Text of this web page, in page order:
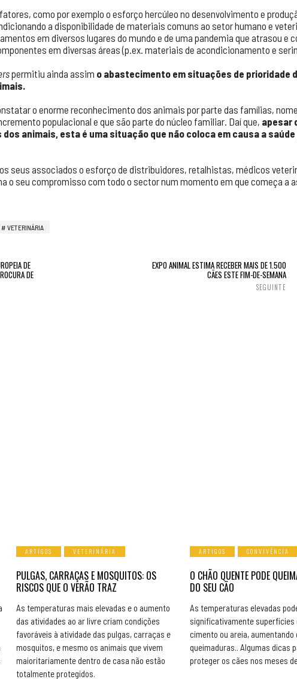
como por exemplo o esforço hercúleo no desenvolvimento e
a disponibilidade de materiais comuns ao setor humano e
em diversos lugares do mundo e de uma pandemia que atrasou e
em diversas áreas (p.ex. materiais de acondicionamento e
permitiu ainda assim o abastecimento em situações de prioridade
o enorme reconhecimento dos animais por parte das famílias,
populacional e que são parte do núcleo familiar. Daí que, apesar
animais, esta é uma situação que não coloca em causa a
seus associados o esforço de distribuidores, retalhistas, médicos
o seu compromisso com todo o sector num momento em que começa a
VETERINÁRIA
DE
DE
EXPO ANIMAL ESTIMA RECEBER MAIS DE 1.500
CÃES ESTE FIM-DE-SEMANA
SEGUINTE
ARTIGOS VETERINÁRIA
PULGAS, CARRAÇAS E MOSQUITOS: OS
RISCOS QUE O VERÃO TRAZ
As temperaturas mais elevadas e o aumento
das atividades ao ar livre criam condições
favoráveis à atividade das pulgas, carraças e
mosquitos, e mesmo os animais que vivem
maioritariamente dentro de casa não estão
totalmente protegidos.
ARTIGOS CONVIVÊNCIA
O CHÃO QUENTE PODE
DO SEU CÃO
As temperaturas elevadas
significativamente superfícies
cimento ou areia, aumentando
queimaduras.. Algumas dicas
proteger os cães nos meses